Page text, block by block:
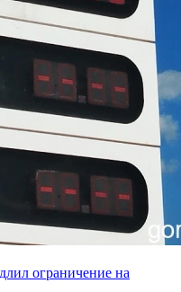
ограничение на